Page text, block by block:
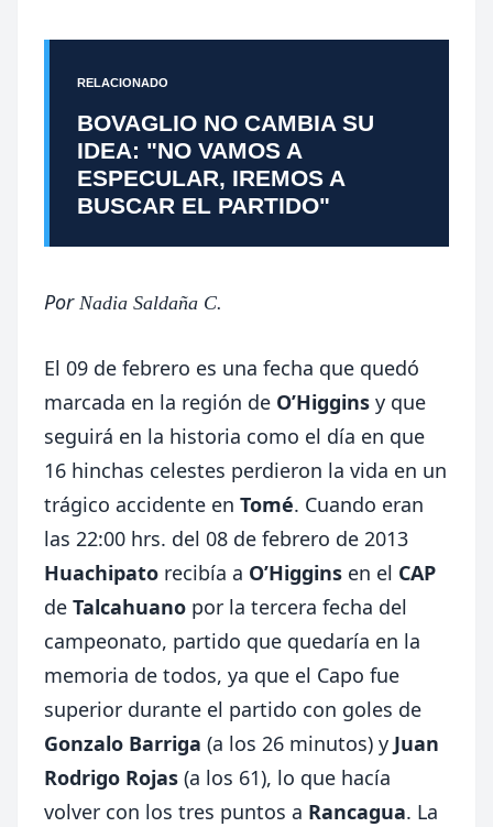
RELACIONADO
BOVAGLIO NO CAMBIA SU
IDEA: "NO VAMOS A
ESPECULAR, IREMOS A
BUSCAR EL PARTIDO"
Por Nadia Saldaña C.
El 09 de febrero es una fecha que quedó
marcada en la región de O’Higgins y que
seguirá en la historia como el día en que
16 hinchas celestes perdieron la vida en un
trágico accidente en Tomé. Cuando eran
las 22:00 hrs. del 08 de febrero de 2013
Huachipato recibía a O’Higgins en el CAP
de Talcahuano por la tercera fecha del
campeonato, partido que quedaría en la
memoria de todos, ya que el Capo fue
superior durante el partido con goles de
Gonzalo Barriga (a los 26 minutos) y Juan
Rodrigo Rojas (a los 61), lo que hacía
volver con los tres puntos a Rancagua. La